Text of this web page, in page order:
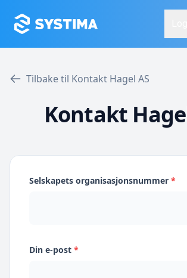
Tilbake til Kontakt Hagel AS
Kontakt
Selskapets organisasjonsnummer *
Din e-post *